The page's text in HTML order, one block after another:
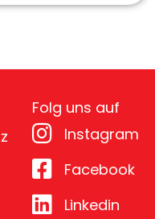
Folg uns auf
Instagram
Facebook
Linkedin